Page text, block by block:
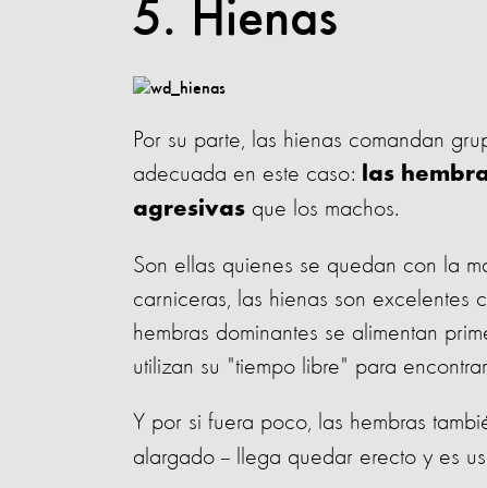
5. Hienas
Por su parte, las hienas comandan
adecuada en este caso: las
agresivas que los machos.
Son ellas quienes se quedan con la
carniceras, las hienas son excelentes
hembras dominantes se alimentan
utilizan su "tiempo libre" para
Y por si fuera poco, las hembras
alargado -- llega quedar erecto y es